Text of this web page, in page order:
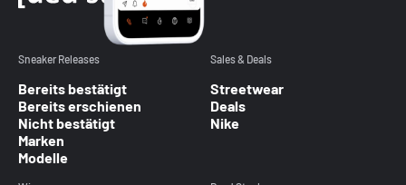
Sneaker Releases
Bereits bestätigt
Bereits erschienen
Nicht bestätigt
Marken
Modelle
Sales & Deals
Streetwear
Deals
Nike